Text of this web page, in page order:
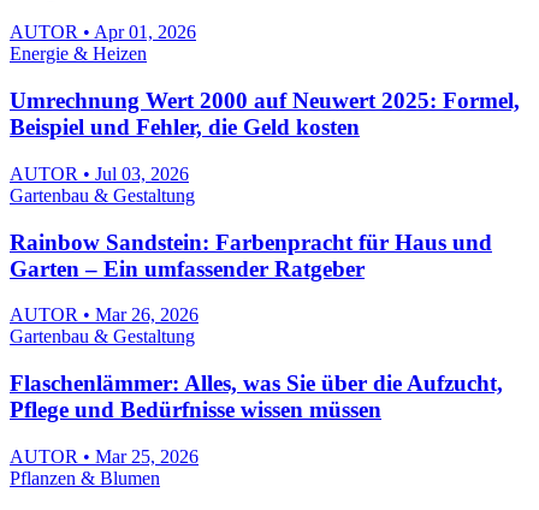
AUTOR • Apr 01, 2026
Energie & Heizen
Umrechnung Wert 2000 auf Neuwert 2025: Formel,
Beispiel und Fehler, die Geld kosten
AUTOR • Jul 03, 2026
Gartenbau & Gestaltung
Rainbow Sandstein: Farbenpracht für Haus und
Garten – Ein umfassender Ratgeber
AUTOR • Mar 26, 2026
Gartenbau & Gestaltung
Flaschenlämmer: Alles, was Sie über die Aufzucht,
Pflege und Bedürfnisse wissen müssen
AUTOR • Mar 25, 2026
Pflanzen & Blumen